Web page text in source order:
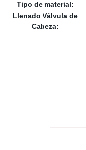
Tipo de material:
Llenado Válvula de
Cabeza: